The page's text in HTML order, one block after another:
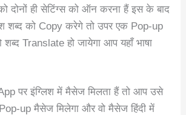
दोनों ही सेटिंग्स को ऑन करना हैं इस के बाद
शब्द को Copy करेगे तो उपर एक Pop-up
Translate हो जायेगा आप यहाँ भाषा
पर इंग्लिश में मैसेज मिलता हैं तो आप उसे
up मैसेज मिलेगा और वो मैसेज हिंदी में